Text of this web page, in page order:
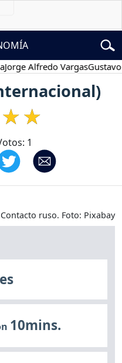
Alfredo VargasGustavo
1
Contacto ruso. Foto: Pixabay
10mins.